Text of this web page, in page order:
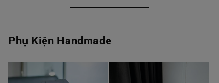
Phụ Kiện Handmade